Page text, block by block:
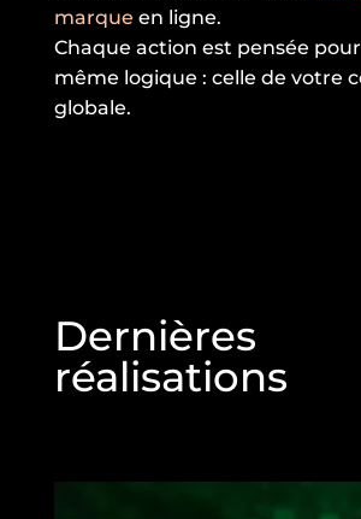
marque en ligne.
Chaque action est pensée
même logique : celle de votre
globale.
Dernières
réalisations